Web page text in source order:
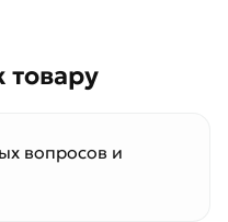
товару
вопросов и